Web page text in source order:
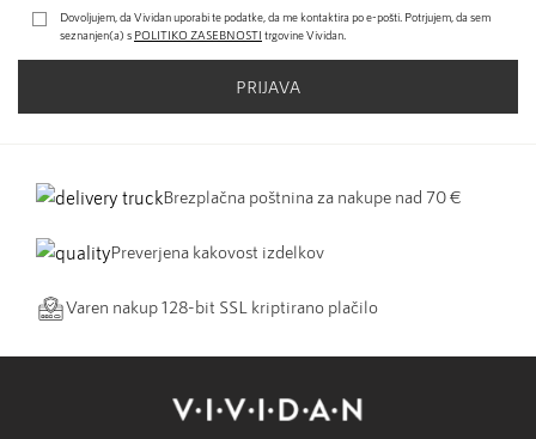
PRIJAVA
Dovoljujem, da Vividan uporabi te podatke, da me kontaktira po e-pošti. Potrjujem, da sem
seznanjen(a) s POLITIKO ZASEBNOSTI trgovine Vividan.
Brezplačna poštnina za nakupe nad 70 €
Preverjena kakovost izdelkov
Varen nakup 128-bit SSL kriptirano plačilo